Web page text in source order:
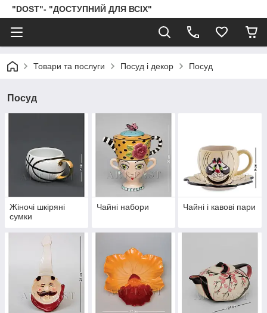
"DOST"- "ДОСТУПНИЙ ДЛЯ ВСІХ"
Товари та послуги Посуд і декор Посуд
Посуд
Жіночі шкіряні
сумки
Чайні набори Чайні і кавові пари